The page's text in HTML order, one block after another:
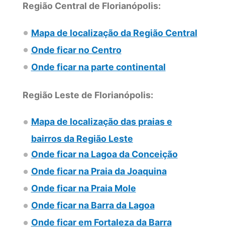
Região Central de Florianópolis:
Mapa de localização da Região Central
Onde ficar no Centro
Onde ficar na parte continental
Região Leste de Florianópolis:
Mapa de localização das praias e
bairros da Região Leste
Onde ficar na Lagoa da Conceição
Onde ficar na Praia da Joaquina
Onde ficar na Praia Mole
Onde ficar na Barra da Lagoa
Onde ficar em Fortaleza da Barra